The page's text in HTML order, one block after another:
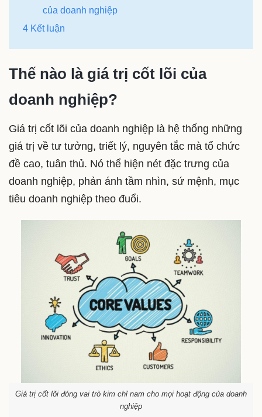
của doanh nghiệp
4 Kết luận
Thế nào là giá trị cốt lõi của
doanh nghiệp?
Giá trị cốt lõi của doanh nghiệp là hệ thống những
giá trị về tư tưởng, triết lý, nguyên tắc mà tổ chức
đề cao, tuân thủ. Nó thể hiện nét đặc trưng của
doanh nghiệp, phản ánh tầm nhìn, sứ mệnh, mục
tiêu doanh nghiệp theo đuổi.
Giá trị cốt lõi đóng vai trò kim chỉ nam cho mọi hoạt động của doanh
nghiệp